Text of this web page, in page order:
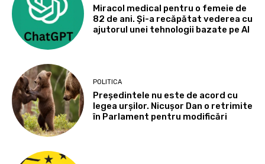
Miracol medical pentru o femeie de
82 de ani. Și-a recăpătat vederea cu
ajutorul unei tehnologii bazate pe AI
POLITICA
Președintele nu este de acord cu
legea urșilor. Nicușor Dan o retrimite
în Parlament pentru modificări